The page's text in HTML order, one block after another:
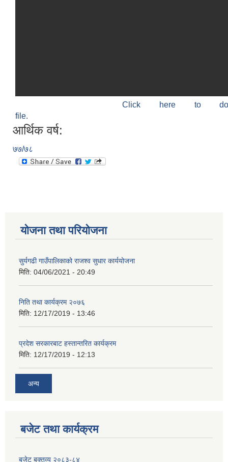
Click here to
file.
आर्थिक वर्ष:
७७/७८
योजना तथा परियोजना
सुर्यगढी गाउँपालिकाको राजश्व सुधार कार्ययोजना
मिति: 04/06/2021 - 20:49
निति तथा कार्यक्रम २०७६
मिति: 12/17/2019 - 13:46
प्रदेश सरकारबाट हस्तान्तरित कार्यक्रम
मिति: 12/17/2019 - 12:13
अन्य
बजेट तथा कार्यक्रम
बजेट बक्तव्य २०८३-८४